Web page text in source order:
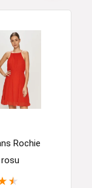
Rochie
★